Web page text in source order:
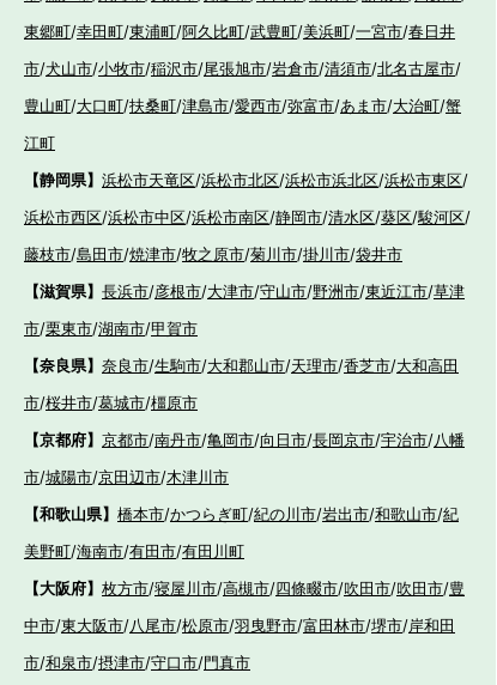
東郷町/幸田町/東浦町/阿久比町/武豊町/美浜町/一宮市/春日井
市/犬山市/小牧市/稲沢市/尾張旭市/岩倉市/清須市/北名古屋市/
豊山町/大口町/扶桑町/津島市/愛西市/弥富市/あま市/大治町/蟹
江町
【静岡県】 浜松市天竜区/浜松市北区/浜松市浜北区/浜松市東区/
浜松市西区/浜松市中区/浜松市南区/静岡市/清水区/葵区/駿河区/
藤枝市/島田市/焼津市/牧之原市/菊川市/掛川市/袋井市
【滋賀県】 長浜市/彦根市/大津市/守山市/野洲市/東近江市/草津
市/栗東市/湖南市/甲賀市
【奈良県】 奈良市/生駒市/大和郡山市/天理市/香芝市/大和高田
市/桜井市/葛城市/橿原市
【京都府】 京都市/南丹市/亀岡市/向日市/長岡京市/宇治市/八幡
市/城陽市/京田辺市/木津川市
【和歌山県】 橋本市/かつらぎ町/紀の川市/岩出市/和歌山市/紀
美野町/海南市/有田市/有田川町
【大阪府】 枚方市/寝屋川市/高槻市/四條畷市/吹田市/吹田市/豊
中市/東大阪市/八尾市/松原市/羽曳野市/富田林市/堺市/岸和田
市/和泉市/摂津市/守口市/門真市